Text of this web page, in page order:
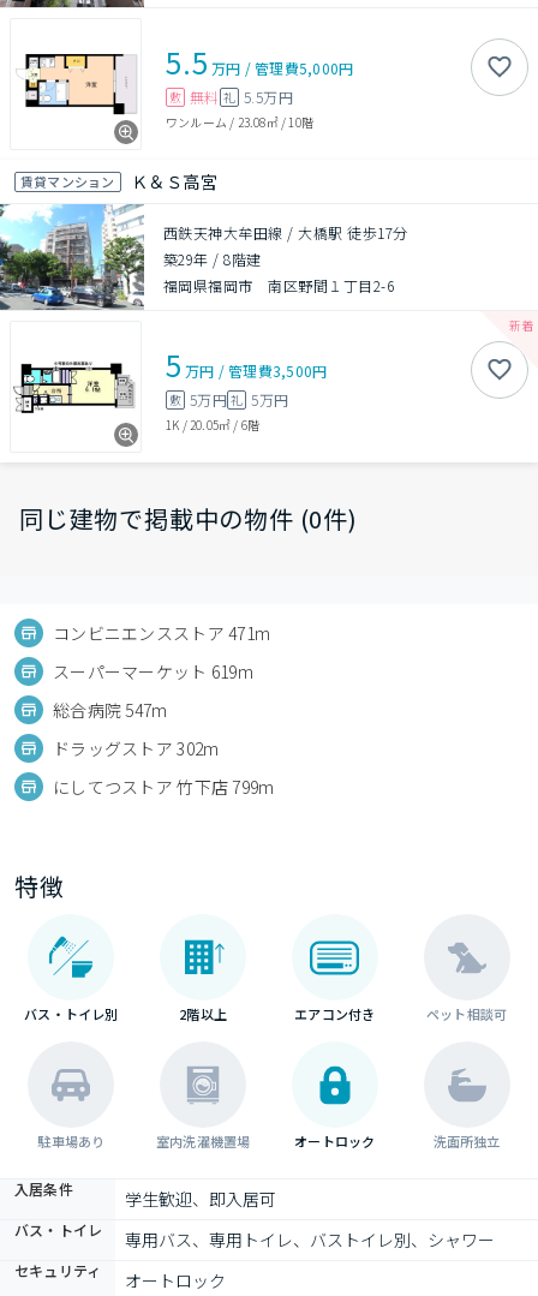
5.5 万円 /管理費5,000円
敷 無料 礼 5.5万円
ワンルーム / 23.08㎡/ 10階
賃貸マンション Ｋ＆Ｓ高宮
西鉄天神大牟田線 / 大橋駅 徒歩17分
築29年 /8階建
福岡県福岡市 南区野間１丁目2-6
5 万円 /管理費3,500円
敷 5万円礼 5万円
1K / 20.05㎡ / 6階
同じ建物で掲載中の物件 (0件)
コンビニエンスストア 471m
スーパーマーケット 619m
総合病院 547m
ドラッグストア 302m
にしてつストア 竹下店 799m
特徴
バス・トイレ別 2階以上 エアコン付き ペット相談可
駐車場あり 室内洗濯機置場 オートロック 洗面所独立
入居条件 学生歓迎、即入居可
バス・トイレ 専用バス、専用トイレ、バストイレ別、シャワー
セキュリティ オートロック